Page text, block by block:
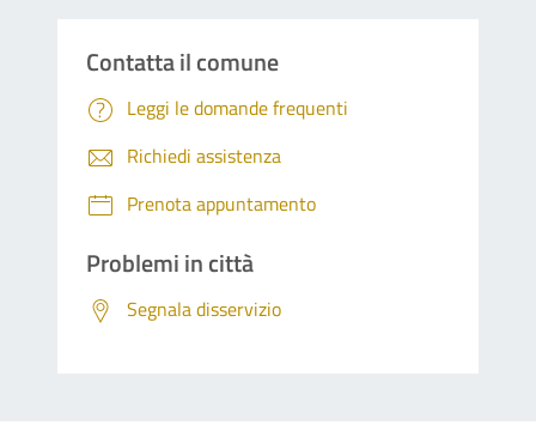
Contatta il comune
Leggi le domande frequenti
Richiedi assistenza
Prenota appuntamento
Problemi in città
Segnala disservizio